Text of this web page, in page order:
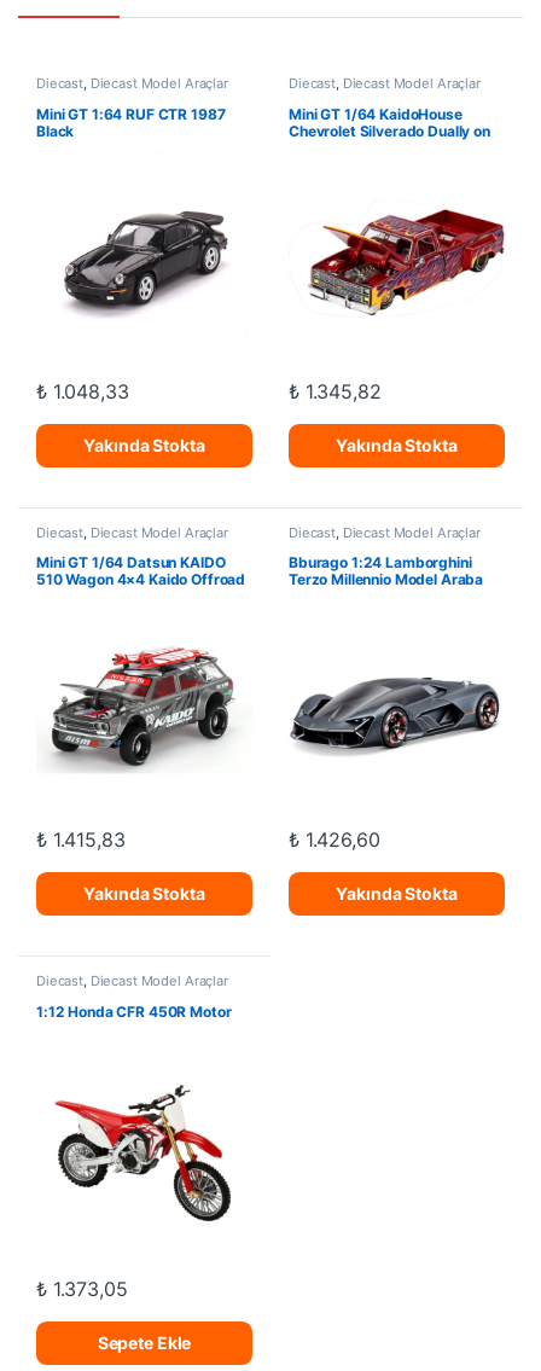
Diecast, Diecast Model Araçlar
Mini GT 1:64 RUF CTR 1987
Black
₺1.048,33
Yakında Stokta
Diecast, Diecast Model Araçlar
Mini GT 1/64 KaidoHouse
Chevrolet Silverado Dually on
₺1.345,82
Yakında Stokta
Diecast Diecast Model Araçlar
Mini GT 1/64 Datsun KAIDO
510 Wagon 4×4 Kaido Offroad
₺1.415,83
Yakında Stokta
Diecast Diecast Model Araçlar
Bburago 1:24 Lamborghini
Terzo Millennio Model Araba
₺1.426,60
Yakında Stokta
Diecast, Diecast Model Araçlar
1:12 Honda CFR 450R Motor
₺1.373,05
Sepete Ekle